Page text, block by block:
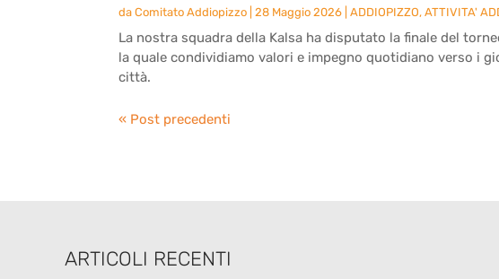
da Comitato Addiopizzo 28 Maggio 2026 ADDIOPIZZO, ATTIVITA'
La nostra squadra della Kalsa ha disputato la finale del
la quale condividiamo valori e impegno quotidiano verso i
città.
« Post precedenti
ARTICOLI RECENTI